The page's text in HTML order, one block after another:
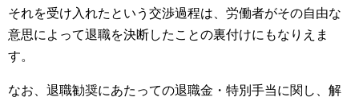
それを受け入れたという交渉過程は、労働者がその自由な
意思によって退職を決断したことの裏付けにもなりえま
す。
なお、退職勧奨にあたっての退職金・特別手当に関し、解